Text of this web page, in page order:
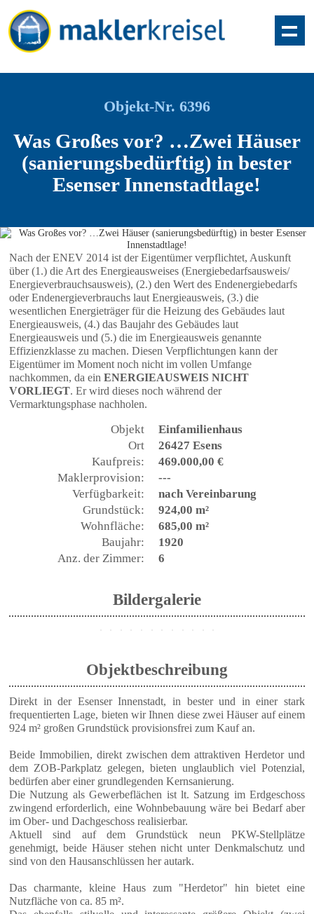
Objekt-Nr. 6396
Was Großes vor? …Zwei Häuser
(sanierungsbedürftig) in bester
Esenser Innenstadtlage!
Nach der ENEV 2014 ist der Eigentümer verpflichtet, Auskunft
über (1.) die Art des Energieausweises (Energiebedarfsausweis/
Energieverbrauchsausweis), (2.) den Wert des Endenergiebedarfs
oder Endenergieverbrauchs laut Energieausweis, (3.) die
wesentlichen Energieträger für die Heizung des Gebäudes laut
Energieausweis, (4.) das Baujahr des Gebäudes laut
Energieausweis und (5.) die im Energieausweis genannte
Effizienzklasse zu machen. Diesen Verpflichtungen kann der
Eigentümer im Moment noch nicht im vollen Umfange
nachkommen, da ein ENERGIEAUSWEIS NICHT
VORLIEGT. Er wird dieses noch während der
Vermarktungsphase nachholen.
Objekt
Einfamilienhaus
Ort
26427 Esens
Kaufpreis:
469.000,00 €
Maklerprovision:
---
Verfügbarkeit:
nach Vereinbarung
Grundstück:
924,00 m²
Wohnfläche:
685,00 m²
Baujahr:
1920
Anz. der Zimmer:
6
Bildergalerie
Objektbeschreibung
Direkt in der Esenser Innenstadt, in bester und in einer stark
frequentierten Lage, bieten wir Ihnen diese zwei Häuser auf einem
924 m² großen Grundstück provisionsfrei zum Kauf an.
Beide Immobilien, direkt zwischen dem attraktiven Herdetor und
dem ZOB-Parkplatz gelegen, bieten unglaublich viel Potenzial,
bedürfen aber einer grundlegenden Kernsanierung.
Die Nutzung als Gewerbeflächen ist lt. Satzung im Erdgeschoss
zwingend erforderlich, eine Wohnbebauung wäre bei Bedarf aber
im Ober- und Dachgeschoss realisierbar.
Aktuell sind auf dem Grundstück neun PKW-Stellplätze
genehmigt, beide Häuser stehen nicht unter Denkmalschutz und
sind von den Hausanschlüssen her autark.
Das charmante, kleine Haus zum "Herdetor" hin bietet eine
Nutzfläche von ca. 85 m².